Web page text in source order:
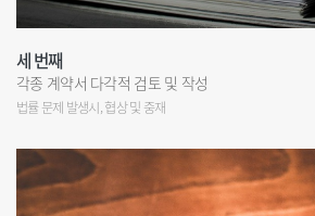
세 번째
각종 계약서 다각적 검토 및 작성
법률 문제 발생시, 협상 및 중재